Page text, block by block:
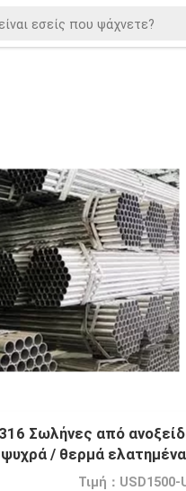
Σωλήνες από
/ θερμά ελατημένα